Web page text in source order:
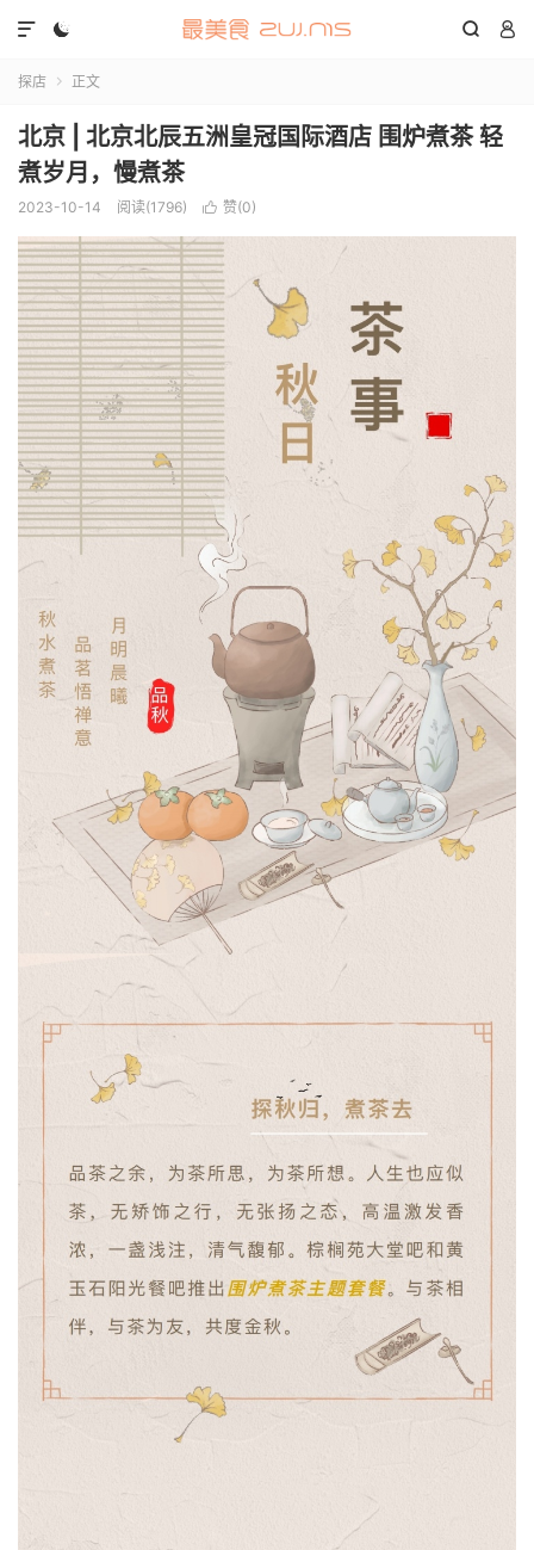
  

探店  正文
北京 | 北京北辰五洲皇冠国际酒店 围炉煮茶 轻
煮岁月，慢煮茶
2023-10-14 阅读(1796)  赞(0)